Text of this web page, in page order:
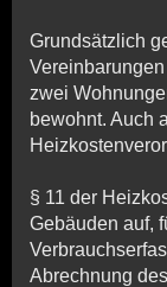
Grundsätzlich
zwei
bewohnt. Auch
§ 11 der
Gebäuden auf,
Abrechnung